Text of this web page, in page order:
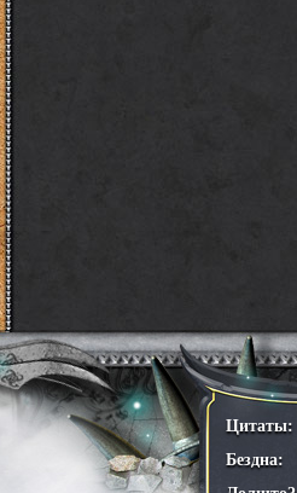
Цитаты:
Бездна: